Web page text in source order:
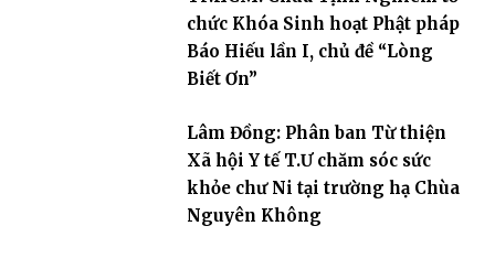
chức Khóa Sinh hoạt Phật pháp
Báo Hiếu lần I, chủ đề “Lòng
Biết Ơn”
Lâm Đồng: Phân ban Từ thiện
Xã hội Y tế T.Ư chăm sóc sức
khỏe chư Ni tại trường hạ Chùa
Nguyên Không